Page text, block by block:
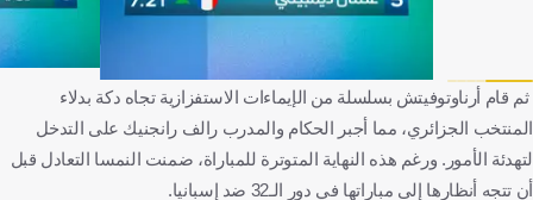
ثم قام أرناوتوفيتش بسلسلة من الإيماءات الاستفزازية تجاه دكة بدلاء
المنتخب الجزائري، مما أجبر الحكام والمدرب رالف رانجنيك على التدخل
لتهدئة الأمور. ورغم هذه النهاية المتوترة للمباراة، ضمنت النمسا التعادل قبل
أن تتجه أنظارها إلى مباراتها في دور الـ32 ضد إسبانيا.